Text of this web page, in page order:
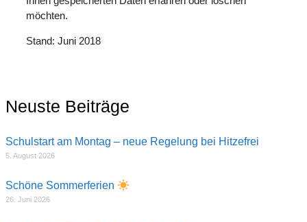
möchten.
Stand: Juni 2018
Neuste Beiträge
Schulstart am Montag – neue Regelung bei Hitzefrei
5. August 2026
Schöne Sommerferien
26. Juni 2026